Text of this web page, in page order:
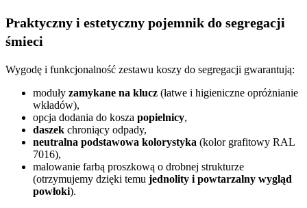
Praktyczny i estetyczny pojemnik do segregacji
śmieci
Wygodę i funkcjonalność zestawu koszy do segregacji gwarantują:
moduły zamykane na klucz (łatwe i higieniczne opróżnianie
wkładów),
opcja dodania do kosza popielnicy,
daszek chroniący odpady,
neutralna podstawowa kolorystyka (kolor grafitowy RAL
7016),
malowanie farbą proszkową o drobnej strukturze
(otrzymujemy dzięki temu jednolity i powtarzalny wygląd
powłoki).